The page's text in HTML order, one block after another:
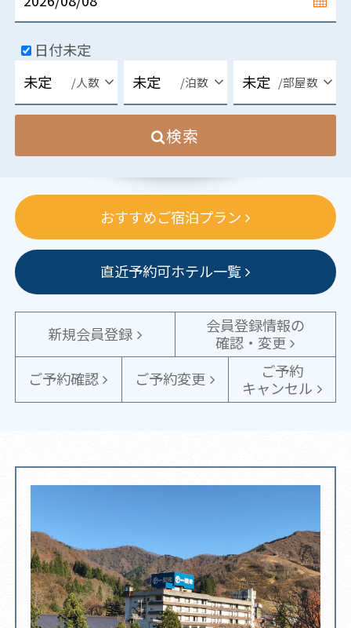
日付未定
/人数 /泊数 /部屋数
検索
おすすめご宿泊プラン
直近予約可ホテル一覧
新規会員登録
会員登録情報の
確認・変更
ご予約確認
ご予約変更
ご予約
キャンセル